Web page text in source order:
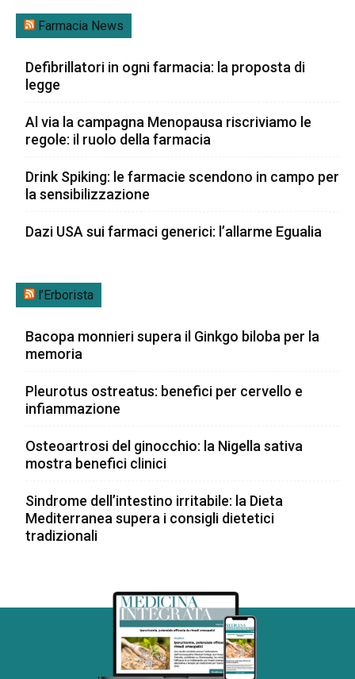
Farmacia News
Defibrillatori in ogni farmacia: la proposta di
legge
Al via la campagna Menopausa riscriviamo le
regole: il ruolo della farmacia
Drink Spiking: le farmacie scendono in campo per
la sensibilizzazione
Dazi USA sui farmaci generici: l’allarme Egualia
l’Erborista
Bacopa monnieri supera il Ginkgo biloba per la
memoria
Pleurotus ostreatus: benefici per cervello e
infiammazione
Osteoartrosi del ginocchio: la Nigella sativa
mostra benefici clinici
Sindrome dell’intestino irritabile: la Dieta
Mediterranea supera i consigli dietetici
tradizionali